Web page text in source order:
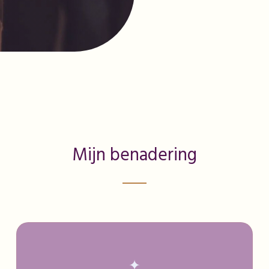
Mijn benadering
✦